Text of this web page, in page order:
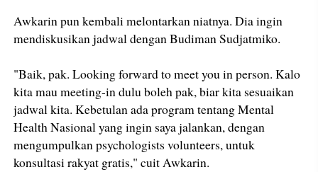
Awkarin pun kembali melontarkan niatnya. Dia ingin
mendiskusikan jadwal dengan Budiman Sudjatmiko.
"Baik, pak. Looking forward to meet you in person. Kalo
kita mau meeting-in dulu boleh pak, biar kita sesuaikan
jadwal kita. Kebetulan ada program tentang Mental
Health Nasional yang ingin saya jalankan, dengan
mengumpulkan psychologists volunteers, untuk
konsultasi rakyat gratis," cuit Awkarin.